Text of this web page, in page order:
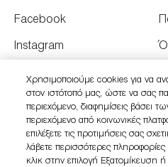
Facebook
Instagram
Twitter
Χρησιμοποιούμε cookies για να
στον ιστότοπό μας, ώστε να σας
περιεχόμενο, διαφημίσεις βάσει
περιεχόμενο από κοινωνικές
επιλέξετε τις προτιμήσεις σας
λάβετε περισσότερες
κλικ στην επιλογή Εξατομίκευση ή